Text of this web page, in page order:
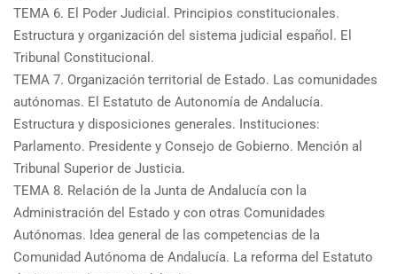
TEMA 6. El Poder Judicial. Principios constitucionales.
Estructura y organización del sistema judicial español. El
Tribunal Constitucional.
TEMA 7. Organización territorial de Estado. Las comunidades
autónomas. El Estatuto de Autonomía de Andalucía.
Estructura y disposiciones generales. Instituciones:
Parlamento. Presidente y Consejo de Gobierno. Mención al
Tribunal Superior de Justicia.
TEMA 8. Relación de la Junta de Andalucía con la
Administración del Estado y con otras Comunidades
Autónomas. Idea general de las competencias de la
Comunidad Autónoma de Andalucía. La reforma del Estatuto